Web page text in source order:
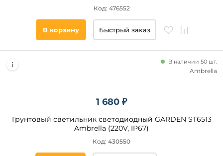
Код: 476552
В корзину Быстрый заказ
1 680 ₽
Грунтовый светильник светодиодный GARDEN ST6513
Ambrella (220V, IP67)
В наличии 50 шт.
Код: 430550
Ambrella